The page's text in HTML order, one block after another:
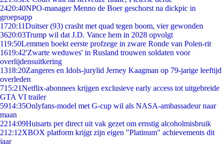
2420:40NPO-manager Menno de Boer geschorst na dickpic in
groepsapp
1720:11Duitser (93) crasht met quad tegen boom, vier gewonden
3620:03Trump wil dat J.D. Vance hem in 2028 opvolgt
119:50Lemmen boekt eerste profzege in zware Ronde van Polen-rit
1619:42'Zwarte weduwes' in Rusland trouwen soldaten voor
overlijdensuitkering
1318:20Zangeres en Idols-jurylid Jerney Kaagman op 79-jarige leeftijd
overleden
715:21Netflix-abonnees krijgen exclusieve early access tot uitgebreide
GTA VI trailer
5914:35Onlyfans-model met G-cup wil als NASA-ambassadeur naar
maan
2214:09Huisarts per direct uit vak gezet om ernstig alcoholmisbruik
212:12XBOX platform krijgt zijn eigen "Platinum" achievements dit
jaar